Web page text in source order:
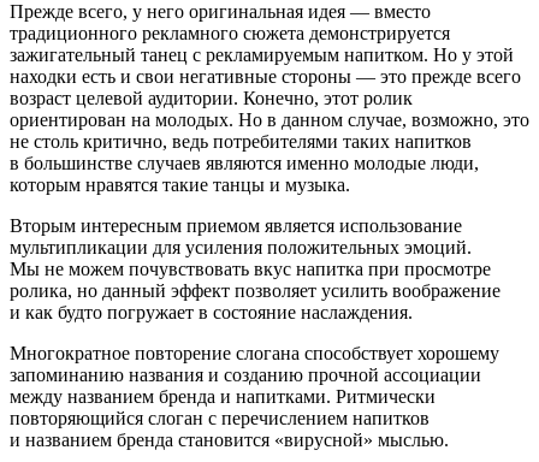
Прежде всего, у него оригинальная идея — вместо
традиционного рекламного сюжета демонстрируется
зажигательный танец с рекламируемым напитком. Но у этой
находки есть и свои негативные стороны — это прежде всего
возраст целевой аудитории. Конечно, этот ролик
ориентирован на молодых. Но в данном случае, возможно, это
не столь критично, ведь потребителями таких напитков
в большинстве случаев являются именно молодые люди,
которым нравятся такие танцы и музыка.
Вторым интересным приемом является использование
мультипликации для усиления положительных эмоций.
Мы не можем почувствовать вкус напитка при просмотре
ролика, но данный эффект позволяет усилить воображение
и как будто погружает в состояние наслаждения.
Многократное повторение слогана способствует хорошему
запоминанию названия и созданию прочной ассоциации
между названием бренда и напитками. Ритмически
повторяющийся слоган с перечислением напитков
и названием бренда становится «вирусной» мыслью.